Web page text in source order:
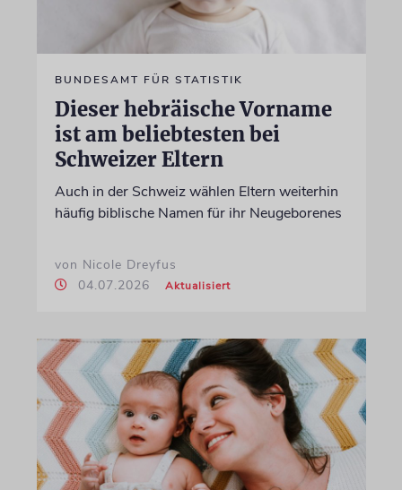
BUNDESAMT FÜR STATISTIK
Dieser hebräische Vorname
ist am beliebtesten bei
Schweizer Eltern
Auch in der Schweiz wählen Eltern weiterhin
häufig biblische Namen für ihr Neugeborenes
von Nicole Dreyfus
04.07.2026
Aktualisiert